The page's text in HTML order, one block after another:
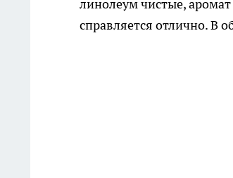
линолеум чистые,
справляется отлично. В